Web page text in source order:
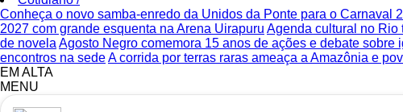
Conheça o novo samba-enredo da Unidos da Ponte para o Carnaval
2027 com grande esquenta na Arena Uirapuru Agenda cultural no Rio
de novela Agosto Negro comemora 15 anos de ações e debate sobre
encontros na sedeA corrida por terras raras ameaça a Amazônia e
EM ALTA
MENU